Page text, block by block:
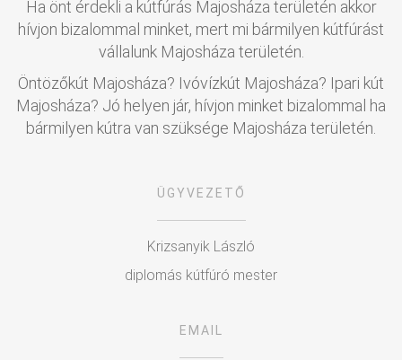
Ha önt érdekli a kútfúrás Majosháza területén akkor
hívjon bizalommal minket, mert mi bármilyen kútfúrást
vállalunk Majosháza területén.
Öntözőkút Majosháza? Ivóvízkút Majosháza? Ipari kút
Majosháza? Jó helyen jár, hívjon minket bizalommal ha
bármilyen kútra van szüksége Majosháza területén.
ÜGYVEZETŐ
Krizsanyik László
diplomás kútfúró mester
EMAIL